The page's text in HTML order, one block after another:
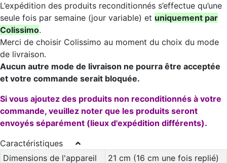
L’expédition des produits reconditionnés s’effectue qu’une
seule fois par semaine (jour variable) et uniquement par
Colissimo.
Merci de choisir Colissimo au moment du choix du mode
de livraison.
Aucun autre mode de livraison ne pourra être acceptée
et votre commande serait bloquée.
Si vous ajoutez des produits non reconditionnés à votre
commande, veuillez noter que les produits seront
envoyés séparément (lieux d'expédition différents).
Caractéristiques
Dimensions de l'appareil
21 cm (16 cm une fois replié)